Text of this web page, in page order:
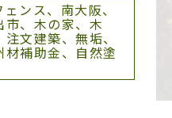
ンス、南大阪、
、木の家、木
文建築、無垢、
補助金、自然塗